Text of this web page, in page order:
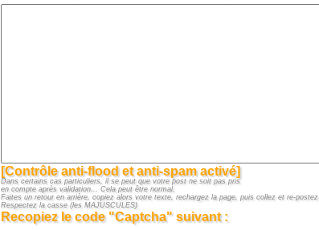
[Contrôle anti-flood et anti-spam activé]
Dans certains cas particuliers, il se peut que votre post ne soit pas pris
en compte après validation... Cela peut être normal.
Faites un retour en arrière, copiez alors votre texte, rechargez la page, puis collez et re-
Respectez la casse (les MAJUSCULES)
Recopiez le code "Captcha" suivant :